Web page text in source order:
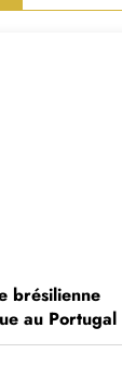
brésilienne
au Portugal